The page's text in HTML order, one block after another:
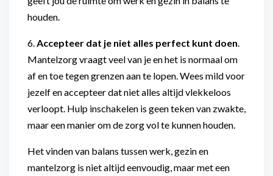
houden.
6.Accepteer dat je niet alles perfect kunt doen.
Mantelzorg vraagt veel van je en het is normaal om
af en toe tegen grenzen aan te lopen. Wees mild voor
jezelf en accepteer dat niet alles altijd vlekkeloos
verloopt. Hulp inschakelen is geen teken van zwakte,
maar een manier om de zorg vol te kunnen houden.
Het vinden van balans tussen werk, gezin en
mantelzorg is niet altijd eenvoudig, maar met een